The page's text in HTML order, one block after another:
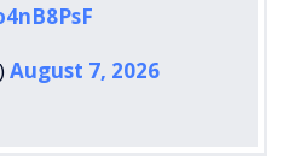
August 7, 2026